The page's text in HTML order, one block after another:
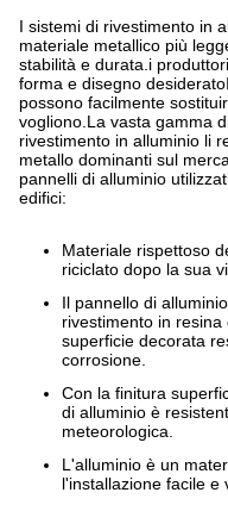
I sistemi di rivestimento in
materiale metallico più
stabilità e durata.i
forma e disegno
possono facilmente
vogliono.La vasta gamma
rivestimento in alluminio li
metallo dominanti sul
pannelli di alluminio
edifici:
Materiale rispettoso
riciclato dopo la sua
Il pannello di
rivestimento in
superficie decorata
corrosione.
Con la finitura
di alluminio è
meteorologica.
L'alluminio è un
l'installazione facile e